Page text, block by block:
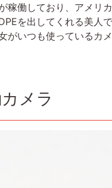
働しており、アメリ
を出してくれる美人
いつも使っているカ
メラ